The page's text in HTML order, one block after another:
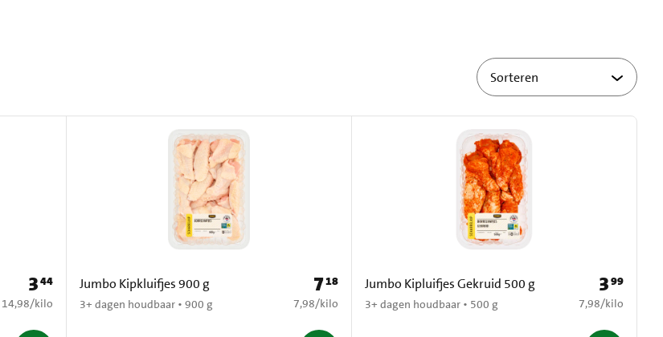
Prijs: € 3,44
344
€ 14,98 per kilo
14,98/kilo
Jumbo Kipkluifjes 900 g
3+ dagen houdbaar • 900 g
Prijs: € 7,18
718
€ 7,98 per kilo
7,98/kilo
Jumbo Kipluifjes Gekruid 500 g
3+ dagen houdbaar • 500 g
Prijs: € 3,99
399
€ 7,98 per kilo
7,98/kilo